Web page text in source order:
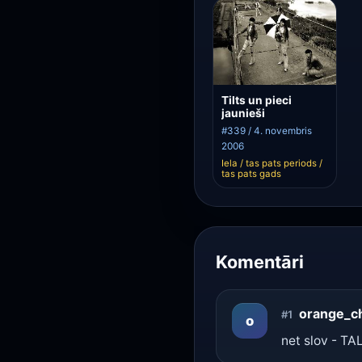
Tilts un pieci
jaunieši
#339 / 4. novembris
2006
Iela / tas pats periods /
tas pats gads
Komentāri
o #1
net slov -